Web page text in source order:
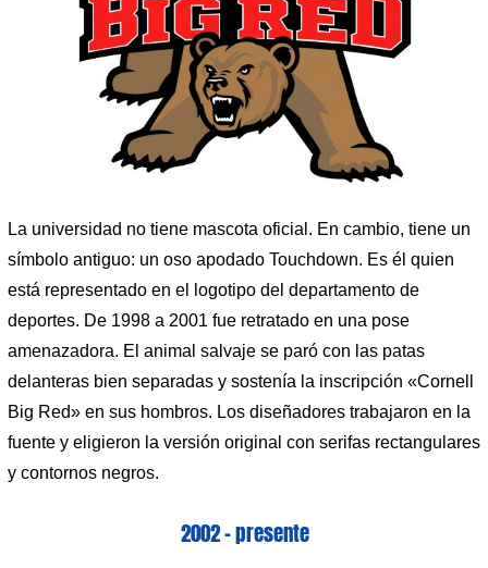
La universidad no tiene mascota oficial. En cambio, tiene un
símbolo antiguo: un oso apodado Touchdown. Es él quien
está representado en el logotipo del departamento de
deportes. De 1998 a 2001 fue retratado en una pose
amenazadora. El animal salvaje se paró con las patas
delanteras bien separadas y sostenía la inscripción «Cornell
Big Red» en sus hombros. Los diseñadores trabajaron en la
fuente y eligieron la versión original con serifas rectangulares
y contornos negros.
2002 – presente